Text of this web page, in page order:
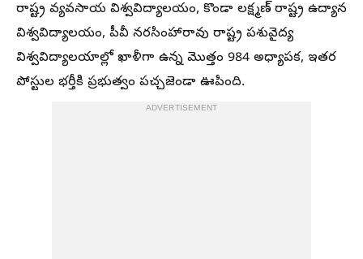
రాష్ట్ర వ్యవసాయ విశ్వవిద్యాలయం, కొండా లక్ష్మణ్‌ రాష్ట్ర ఉద్యాన
విశ్వవిద్యాలయం, పీవీ నరసింహారావు రాష్ట్ర పశువైద్య
విశ్వవిద్యాలయాల్లో ఖాళీగా ఉన్న మొత్తం 984 అధ్యాపక, ఇతర
పోస్టుల భర్తీకి ప్రభుత్వం పచ్చజెండా ఊపింది.
ADVERTISEMENT